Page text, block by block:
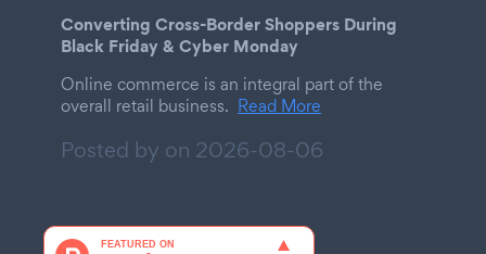
Converting Cross-Border Shoppers During
Black Friday & Cyber Monday
Online commerce is an integral part of the
overall retail business. Read More
Posted by on 2026-08-06